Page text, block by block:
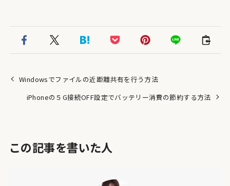
Windowsでファイルの近距離共有を行う方法
iPhoneの５G接続OFF設定でバッテリー消費の節約する方法
この記事を書いた人